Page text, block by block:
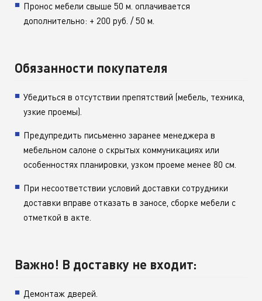
Пронос мебели свыше 50 м. оплачивается
дополнительно: + 200 руб. / 50 м.
Обязанности покупателя
Убедиться в отсутствии препятствий (мебель, техника,
узкие проемы).
Предупредить письменно заранее менеджера в
мебельном салоне о скрытых коммуникациях или
особенностях планировки, узком проеме менее 80 см.
При несоответствии условий доставки сотрудники
доставки вправе отказать в заносе, сборке мебели с
отметкой в акте.
Важно! В доставку не входит:
Демонтаж дверей.